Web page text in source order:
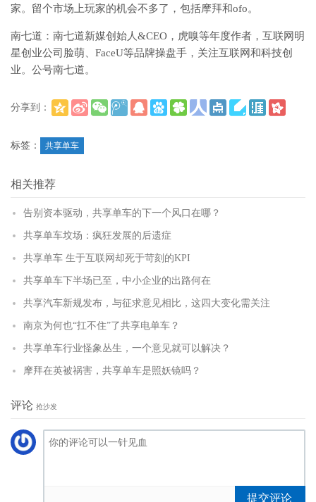
家。留个市场上玩家的机会不多了，包括摩拜和ofo。
南七道：南七道新媒创始人&CEO，虎嗅等年度作者，互联网明
星创业公司脸萌、FaceU等品牌操盘手，关注互联网和科技创
业。公号南七道。
分享到：
标签：
共享单车
相关推荐
告别资本驱动，共享单车的下一个风口在哪？
共享单车坟场：疯狂发展的后遗症
共享单车 生于互联网却死于苛刻的KPI
共享单车下半场已至，中小企业的出路何在
共享汽车新规发布，与征求意见相比，这四大变化需关注
南京为何也“扛不住”了共享电单车？
共享单车行业怪象丛生，一个意见就可以解决？
摩拜在英被祸害，共享单车是照妖镜吗？
评论 抢沙发
提交评论